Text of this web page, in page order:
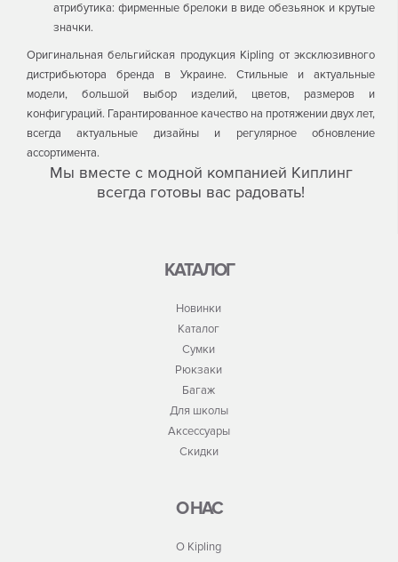
атрибутика: фирменные брелоки в виде обезьянок и крутые
значки.
Оригинальная бельгийская продукция Kipling от эксклюзивного
дистрибьютора бренда в Украине. Стильные и актуальные
модели, большой выбор изделий, цветов, размеров и
конфигураций. Гарантированное качество на протяжении двух лет,
всегда актуальные дизайны и регулярное обновление
ассортимента.
Мы вместе с модной компанией Киплинг
всегда готовы вас радовать!
КАТАЛОГ
Новинки
Каталог
Сумки
Рюкзаки
Багаж
Для школы
Аксессуары
Скидки
О НАС
О Kipling